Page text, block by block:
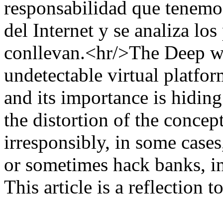
responsabilidad que
del Internet y se analiza
conllevan.<hr/>The Deep
undetectable virtual
and its importance is
the distortion of the
irresponsibly, in some
or sometimes hack banks,
This article is a reflection